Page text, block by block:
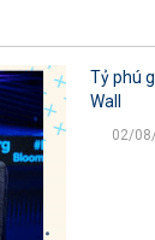
Tỷ phú
Wall
02/